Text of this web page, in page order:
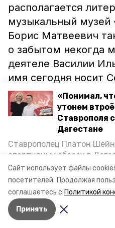
Сайт использует файлы
посетителей. Продолжая
соглашаетесь с Политикой
Принять
«Понимал,
утонем
Ставрополя
Дагестане
Ставрополец Платон
спортивных сборах в
Каспийском море детей и
возвращении домой,
пригласили в
наградили.
с юным героем.
располагается
музыкальный
Борис Матвеевич
о забытом некогда
деятеле Василии
имя сегодня носит
государственная
А ещё Борис
книги,
Лермонтову,
Сафонову,
директору музея-
Ярошенко
множеству
людей, с которыми